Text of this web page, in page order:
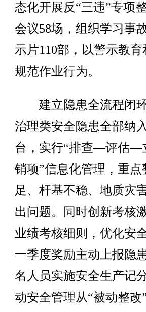
态化开展反“三违”专项
会议58场，组织学习事
示片110部，以警示教
规范作业行为。
建立隐患全流程闭环
治理类安全隐患全部纳
台，实行“排查—评估
销项”信息化管理，重
足、杆基不稳、地质灾
出问题。同时创新考核
业绩考核细则，优化安
一季度奖励主动上报隐
名人员实施安全生产记
动安全管理从“被动整改